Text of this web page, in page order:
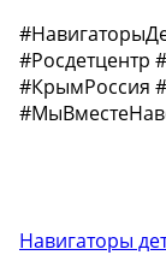
#Росдетцентр
#КрымРоссия
Навигаторы